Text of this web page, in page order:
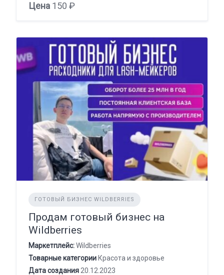
Цена 150 ₽
ГОТОВЫЙ БИЗНЕС WILDBERRIES
Продам готовый бизнес на
Wildberries
Маркетплейс:Wildberries
Товарные категорииКрасота и здоровье
Дата создания 20.12.2023